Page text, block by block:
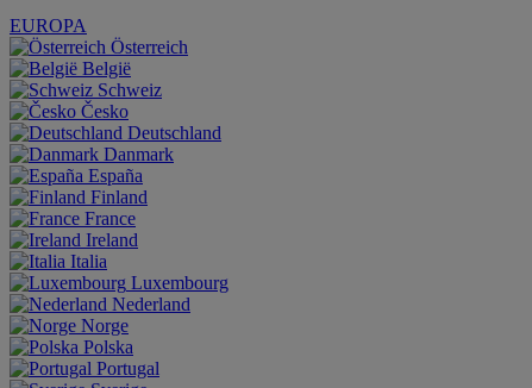
EUROPA
Österreich
België
Schweiz
Česko
Deutschland
Danmark
España
Finland
France
Ireland
Italia
Luxembourg
Nederland
Norge
Polska
Portugal